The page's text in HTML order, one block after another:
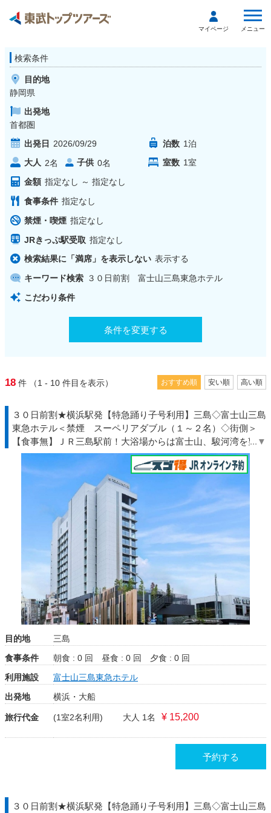
マイページ メニュー
検索条件
目的地
静岡県
出発地
首都圏
出発日 2026/09/29 泊数 1泊
大人 2名 子供 0名 室数 1室
金額 指定なし ～ 指定なし
食事条件 指定なし
禁煙・喫煙 指定なし
JRきっぷ駅受取 指定なし
検索結果に「満席」を表示しない 表示する
キーワード検索 ３０日前割 富士山三島東急ホテル
こだわり条件
条件を変更する
18 件 （1 - 10 件目を表示） おすすめ順 安い順 高い順
３０日前割★横浜駅発【特急踊り子号利用】三島◇富士山三島
東急ホテル＜禁煙 スーペリアダブル（１～２名）◇街側＞
【食事無】ＪＲ三島駅前！大浴場からは富士山、駿河湾を望む
大絶景！◆伊豆◇ＪＲきっぷ駅受取
目的地
三島
食事条件
朝食 : 0 回 昼食 : 0 回
夕食 : 0 回
利用施設
富士山三島東急ホテル
出発地
横浜・大船
旅行代金 (1室2名利用) 大人 1名 ¥ 15,200
予約する
３０日前割★横浜駅発【特急踊り子号利用】三島◇富士山三島